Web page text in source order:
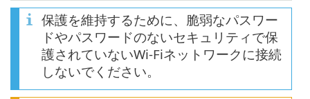
保護を維持するために、脆弱なパスワー
ドやパスワードのないセキュリティで保
護されていないWi-Fiネットワークに接続
しないでください。